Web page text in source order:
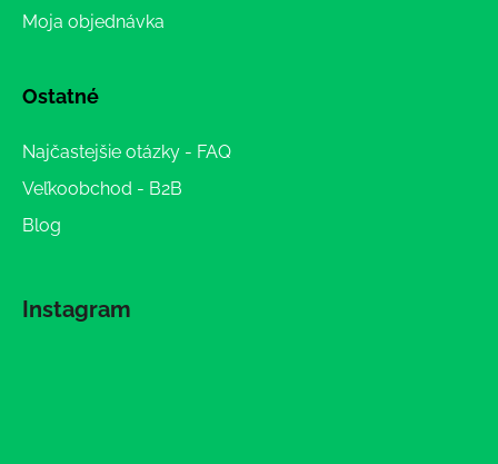
Moja objednávka
Ostatné
Najčastejšie otázky - FAQ
Veľkoobchod - B2B
Blog
Instagram